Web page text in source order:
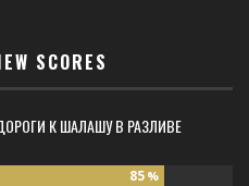
SCORES
К ШАЛАШУ В РАЗЛИВЕ
85 %